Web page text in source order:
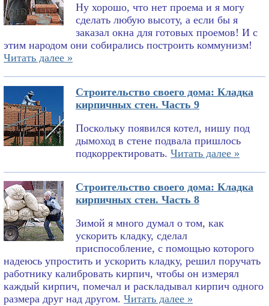
Ну хорошо, что нет проема и я могу
сделать любую высоту, а если бы я
заказал окна для готовых проемов! И с
этим народом они собирались построить коммунизм!
Читать далее »
Строительство своего дома: Кладка
кирпичных стен. Часть 9
Поскольку появился котел, нишу под
дымоход в стене подвала пришлось
подкорректировать. Читать далее »
Строительство своего дома: Кладка
кирпичных стен. Часть 8
Зимой я много думал о том, как
ускорить кладку, сделал
приспособление, с помощью которого
надеюсь упростить и ускорить кладку, решил поручать
работнику калибровать кирпич, чтобы он измерял
каждый кирпич, помечал и раскладывал кирпич одного
размера друг над другом. Читать далее »